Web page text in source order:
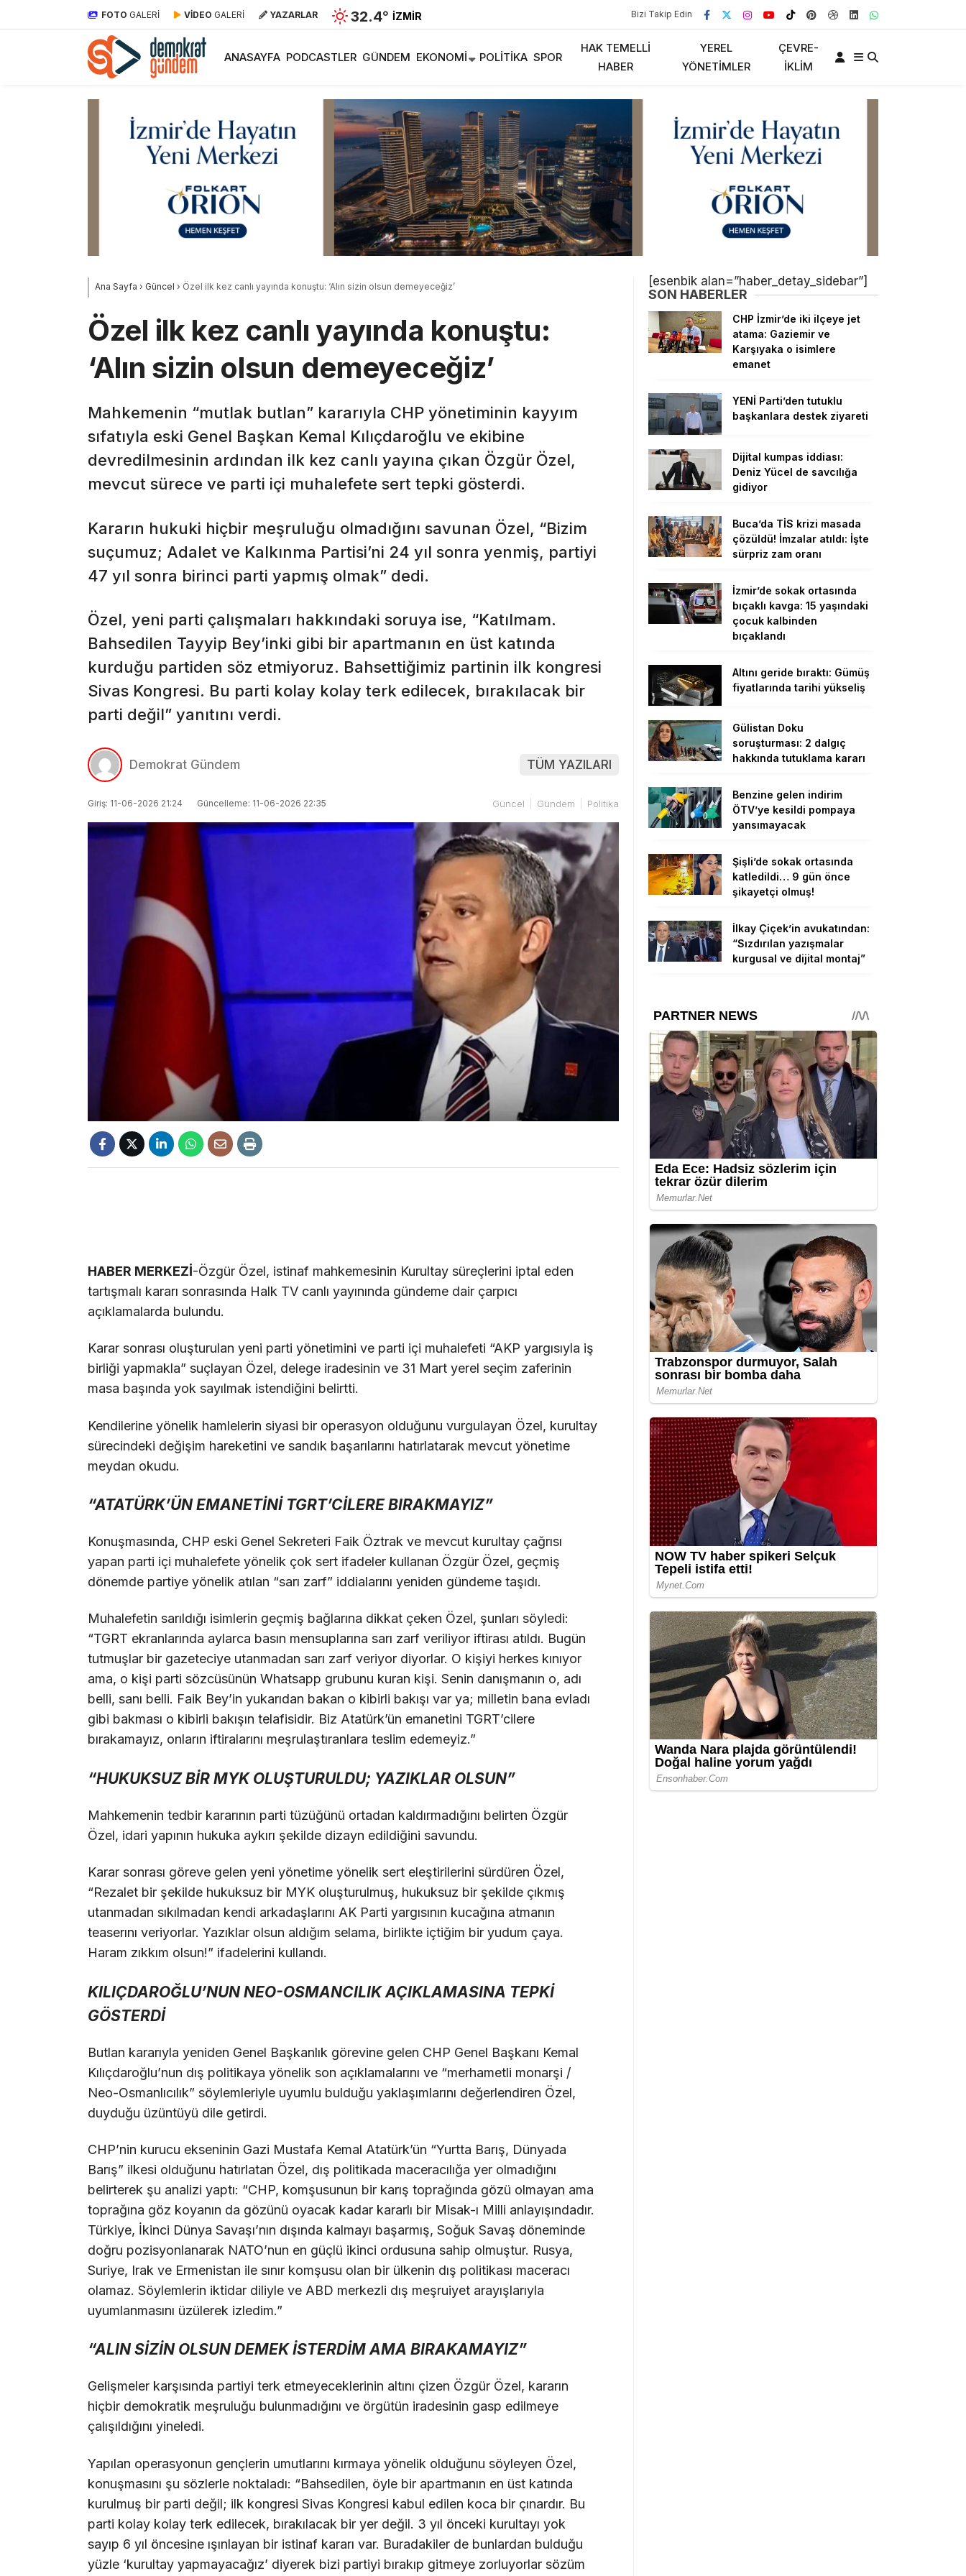
FOTO GALERİ VİDEO GALERİ YAZARLAR 32.4° İZMIR Bizi Takip Edin
ANASAYFA PODCASTLER GÜNDEM EKONOMI POLITIKA SPOR
HAK TEMELLI
HABER
YEREL
YÖNETIMLER
ÇEVRE-
İKLIM
Ana Sayfa › Güncel › Özel ilk kez canlı yayında konuştu: ‘Alın sizin olsun demeyeceğiz’
Özel ilk kez canlı yayında konuştu:
‘Alın sizin olsun demeyeceğiz’
Mahkemenin “mutlak butlan” kararıyla CHP yönetiminin kayyım
sıfatıyla eski Genel Başkan Kemal Kılıçdaroğlu ve ekibine
devredilmesinin ardından ilk kez canlı yayına çıkan Özgür Özel,
mevcut sürece ve parti içi muhalefete sert tepki gösterdi.
Kararın hukuki hiçbir meşruluğu olmadığını savunan Özel, “Bizim
suçumuz; Adalet ve Kalkınma Partisi’ni 24 yıl sonra yenmiş, partiyi
47 yıl sonra birinci parti yapmış olmak” dedi.
Özel, yeni parti çalışmaları hakkındaki soruya ise, “Katılmam.
Bahsedilen Tayyip Bey’inki gibi bir apartmanın en üst katında
kurduğu partiden söz etmiyoruz. Bahsettiğimiz partinin ilk kongresi
Sivas Kongresi. Bu parti kolay kolay terk edilecek, bırakılacak bir
parti değil” yanıtını verdi.
Demokrat Gündem TÜM YAZILARI
Giriş: 11-06-2026 21:24 Güncelleme: 11-06-2026 22:35 Güncel Gündem Politika
HABER MERKEZİ-Özgür Özel, istinaf mahkemesinin Kurultay süreçlerini iptal eden
tartışmalı kararı sonrasında Halk TV canlı yayınında gündeme dair çarpıcı
açıklamalarda bulundu.
Karar sonrası oluşturulan yeni parti yönetimini ve parti içi muhalefeti “AKP yargısıyla iş
birliği yapmakla” suçlayan Özel, delege iradesinin ve 31 Mart yerel seçim zaferinin
masa başında yok sayılmak istendiğini belirtti.
Kendilerine yönelik hamlelerin siyasi bir operasyon olduğunu vurgulayan Özel, kurultay
sürecindeki değişim hareketini ve sandık başarılarını hatırlatarak mevcut yönetime
meydan okudu.
“ATATÜRK’ÜN EMANETİNİ TGRT’CİLERE BIRAKMAYIZ”
Konuşmasında, CHP eski Genel Sekreteri Faik Öztrak ve mevcut kurultay çağrısı
yapan parti içi muhalefete yönelik çok sert ifadeler kullanan Özgür Özel, geçmiş
dönemde partiye yönelik atılan “sarı zarf” iddialarını yeniden gündeme taşıdı.
Muhalefetin sarıldığı isimlerin geçmiş bağlarına dikkat çeken Özel, şunları söyledi:
“TGRT ekranlarında aylarca basın mensuplarına sarı zarf veriliyor iftirası atıldı. Bugün
tutmuşlar bir gazeteciye utanmadan sarı zarf veriyor diyorlar. O kişiyi herkes kınıyor
ama, o kişi parti sözcüsünün Whatsapp grubunu kuran kişi. Senin danışmanın o, adı
belli, sanı belli. Faik Bey’in yukarıdan bakan o kibirli bakışı var ya; milletin bana evladı
gibi bakması o kibirli bakışın telafisidir. Biz Atatürk’ün emanetini TGRT’cilere
bırakamayız, onların iftiralarını meşrulaştıranlara teslim edemeyiz.”
“HUKUKSUZ BİR MYK OLUŞTURULDU; YAZIKLAR OLSUN”
Mahkemenin tedbir kararının parti tüzüğünü ortadan kaldırmadığını belirten Özgür
Özel, idari yapının hukuka aykırı şekilde dizayn edildiğini savundu.
Karar sonrası göreve gelen yeni yönetime yönelik sert eleştirilerini sürdüren Özel,
“Rezalet bir şekilde hukuksuz bir MYK oluşturulmuş, hukuksuz bir şekilde çıkmış
utanmadan sıkılmadan kendi arkadaşlarını AK Parti yargısının kucağına atmanın
teaserını veriyorlar. Yazıklar olsun aldığım selama, birlikte içtiğim bir yudum çaya.
Haram zıkkım olsun!” ifadelerini kullandı.
KILIÇDAROĞLU’NUN NEO-OSMANCILIK AÇIKLAMASINA TEPKİ
GÖSTERDİ
Butlan kararıyla yeniden Genel Başkanlık görevine gelen CHP Genel Başkanı Kemal
Kılıçdaroğlu’nun dış politikaya yönelik son açıklamalarını ve “merhametli monarşi /
Neo-Osmanlıcılık” söylemleriyle uyumlu bulduğu yaklaşımlarını değerlendiren Özel,
duyduğu üzüntüyü dile getirdi.
CHP’nin kurucu ekseninin Gazi Mustafa Kemal Atatürk’ün “Yurtta Barış, Dünyada
Barış” ilkesi olduğunu hatırlatan Özel, dış politikada maceracılığa yer olmadığını
belirterek şu analizi yaptı: “CHP, komşusunun bir karış toprağında gözü olmayan ama
toprağına göz koyanın da gözünü oyacak kadar kararlı bir Misak-ı Milli anlayışındadır.
Türkiye, İkinci Dünya Savaşı’nın dışında kalmayı başarmış, Soğuk Savaş döneminde
doğru pozisyonlanarak NATO’nun en güçlü ikinci ordusuna sahip olmuştur. Rusya,
Suriye, Irak ve Ermenistan ile sınır komşusu olan bir ülkenin dış politikası maceracı
olamaz. Söylemlerin iktidar diliyle ve ABD merkezli dış meşruiyet arayışlarıyla
uyumlanmasını üzülerek izledim.”
“ALIN SİZİN OLSUN DEMEK İSTERDİM AMA BIRAKAMAYIZ”
Gelişmeler karşısında partiyi terk etmeyeceklerinin altını çizen Özgür Özel, kararın
hiçbir demokratik meşruluğu bulunmadığını ve örgütün iradesinin gasp edilmeye
çalışıldığını yineledi.
Yapılan operasyonun gençlerin umutlarını kırmaya yönelik olduğunu söyleyen Özel,
konuşmasını şu sözlerle noktaladı: “Bahsedilen, öyle bir apartmanın en üst katında
kurulmuş bir parti değil; ilk kongresi Sivas Kongresi kabul edilen koca bir çınardır. Bu
parti kolay kolay terk edilecek, bırakılacak bir yer değil. 3 yıl önceki kurultayı yok
sayıp 6 yıl öncesine ışınlayan bir istinaf kararı var. Buradakiler de bunlardan bulduğu
yüzle ‘kurultay yapmayacağız’ diyerek bizi partiyi bırakıp gitmeye zorluyorlar sözüm
[esenbik alan=”haber_detay_sidebar”]
SON HABERLER
CHP İzmir’de iki ilçeye jet
atama: Gaziemir ve
Karşıyaka o isimlere
emanet
YENİ Parti’den tutuklu
başkanlara destek ziyareti
Dijital kumpas iddiası:
Deniz Yücel de savcılığa
gidiyor
Buca’da TİS krizi masada
çözüldü! İmzalar atıldı: İşte
sürpriz zam oranı
İzmir’de sokak ortasında
bıçaklı kavga: 15 yaşındaki
çocuk kalbinden
bıçaklandı
Altını geride bıraktı: Gümüş
fiyatlarında tarihi yükseliş
Gülistan Doku
soruşturması: 2 dalgıç
hakkında tutuklama kararı
Benzine gelen indirim
ÖTV’ye kesildi pompaya
yansımayacak
Şişli’de sokak ortasında
katledildi… 9 gün önce
şikayetçi olmuş!
İlkay Çiçek’in avukatından:
“Sızdırılan yazışmalar
kurgusal ve dijital montaj”